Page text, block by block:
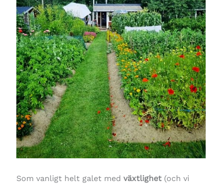
Som vanligt helt galet med växtlighet(och vi